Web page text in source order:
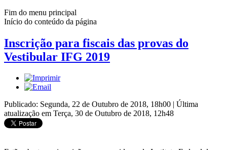
Fim do menu principal
Início do conteúdo da página
Inscrição para fiscais das provas do
Vestibular IFG 2019
Publicado: Segunda, 22 de Outubro de 2018, 18h00 | Última
atualização em Terça, 30 de Outubro de 2018, 12h48